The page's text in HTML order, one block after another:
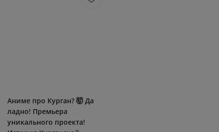
Аниме про Курган? 🤯 Да
ладно! Премьера
уникального проекта!